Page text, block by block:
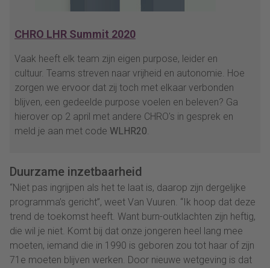
CHRO LHR Summit 2020
Vaak heeft elk team zijn eigen purpose, leider en
cultuur. Teams streven naar vrijheid en autonomie. Hoe
zorgen we ervoor dat zij toch met elkaar verbonden
blijven, een gedeelde purpose voelen en beleven? Ga
hierover op 2 april met andere CHRO's in gesprek en
meld je aan met code WLHR20.
Duurzame inzetbaarheid
“Niet pas ingrijpen als het te laat is, daarop zijn dergelijke
programma’s gericht”, weet Van Vuuren. “Ik hoop dat deze
trend de toekomst heeft. Want burn-outklachten zijn heftig,
die wil je niet. Komt bij dat onze jongeren heel lang mee
moeten, iemand die in 1990 is geboren zou tot haar of zijn
71e moeten blijven werken. Door nieuwe wetgeving is dat